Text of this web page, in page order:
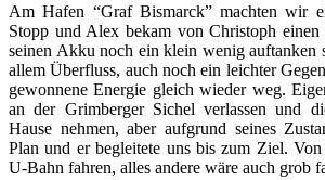
Am Hafen “Graf Bismarck” machten wir
Stopp und Alex bekam von Christoph
seinen Akku noch ein klein wenig auftanken
allem Überfluss, auch noch ein leichter
gewonnene Energie gleich wieder weg.
an der Grimberger Sichel verlassen und
Hause nehmen, aber aufgrund seines
Plan und er begleitete uns bis zum Ziel.
U-Bahn fahren, alles andere wäre auch grob